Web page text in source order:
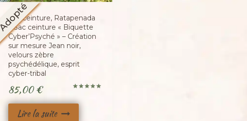
Adopté
Sac ceinture, Ratapenada
« Sac ceinture « Biquette
Cyber’Psyché » – Création
sur mesure Jean noir,
velours zèbre
psychédélique, esprit
cyber-tribal
5.00
sur 5
85,00€
Lire la suite